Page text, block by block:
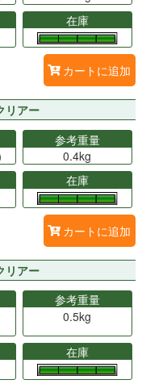
在庫
カートに追加
リアー
参考重量
0.4kg
在庫
カートに追加
リアー
参考重量
0.5kg
在庫